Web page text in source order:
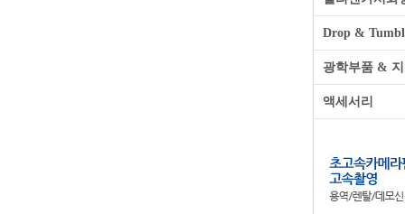
Drop &
광학부품 &
액세서리